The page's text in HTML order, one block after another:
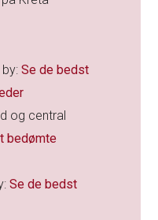
by:Se de bedst
og central
bedømte
Se de bedst